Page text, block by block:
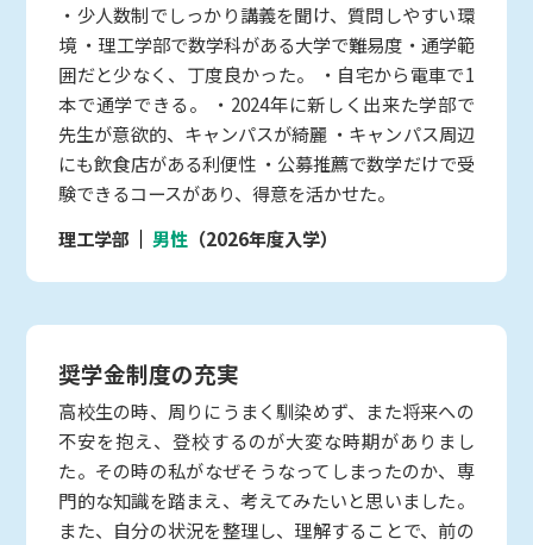
・少人数制でしっかり講義を聞け、質問しやすい環
境 ・理工学部で数学科がある大学で難易度・通学範
囲だと少なく、丁度良かった。 ・自宅から電車で1
本で通学できる。 ・2024年に新しく出来た学部で
先生が意欲的、キャンパスが綺麗 ・キャンパス周辺
にも飲食店がある利便性 ・公募推薦で数学だけで受
験できるコースがあり、得意を活かせた。
理工学部
男性 （2026年度入学）
奨学金制度の充実
高校生の時、周りにうまく馴染めず、また将来への
不安を抱え、登校するのが大変な時期がありまし
た。その時の私がなぜそうなってしまったのか、専
門的な知識を踏まえ、考えてみたいと思いました。
また、自分の状況を整理し、理解することで、前の